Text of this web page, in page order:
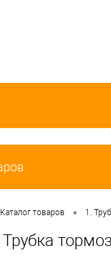
Каталог товаров • 1.